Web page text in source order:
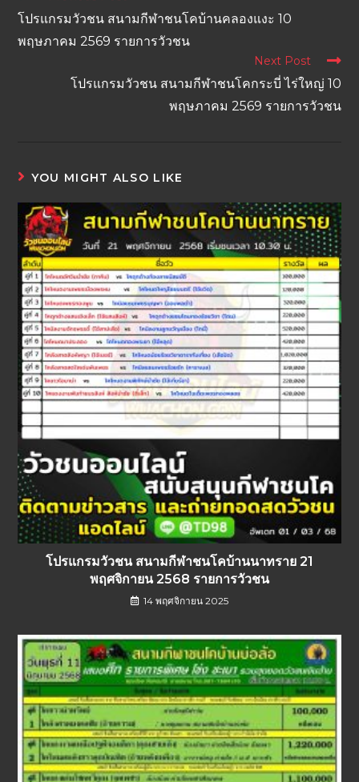
โปรแกรมวัวชน สนามกีฬาชนโคบ้านคลองแงะ 10
พฤษภาคม 2569 รายการวัวชน
Next Post
โปรแกรมวัวชน สนามกีฬาชนโคกระบี่ ไร่ใหญ่ 10
พฤษภาคม 2569 รายการวัวชน
YOU MIGHT ALSO LIKE
โปรแกรมวัวชน สนามกีฬาชนโคบ้านนาทราย 21
พฤศจิกายน 2568 รายการวัวชน
14 พฤศจิกายน 2025